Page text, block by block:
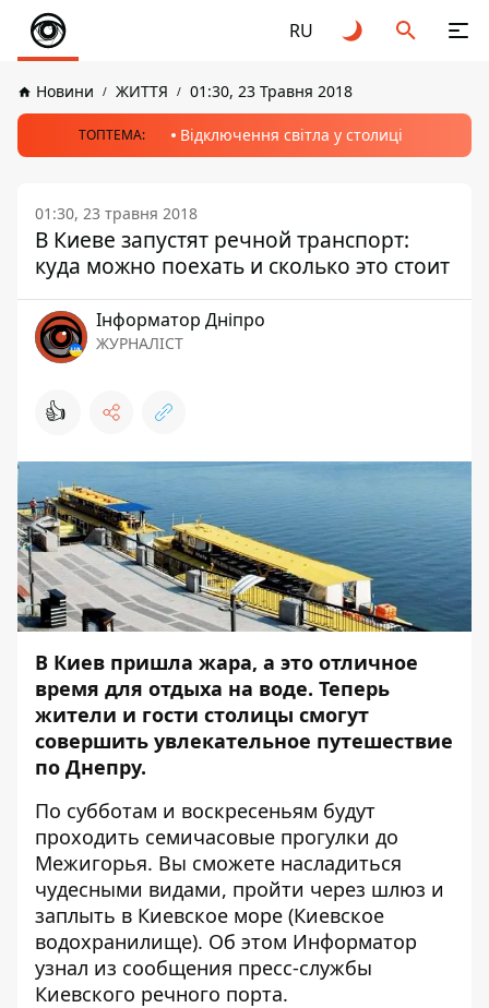
RU
Новини ЖИТТЯ 01:30, 23 Травня 2018
ТОПТЕМА: Відключення світла у столиці
01:30, 23 травня 2018
В Киеве запустят речной транспорт:
куда можно поехать и сколько это стоит
Інформатор Дніпро
ЖУРНАЛІСТ
👍
В Киев пришла жара, а это отличное
время для отдыха на воде. Теперь
жители и гости столицы смогут
совершить увлекательное путешествие
по Днепру.
По субботам и воскресеньям будут
проходить семичасовые прогулки до
Межигорья. Вы сможете насладиться
чудесными видами, пройти через шлюз и
заплыть в Киевское море (Киевское
водохранилище). Об этом Информатор
узнал из сообщения пресс-службы
Киевского речного порта.